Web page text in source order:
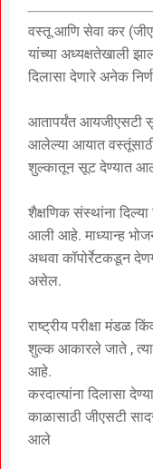
वस्तू आणि सेवा कर
यांच्या अध्यक्षतेखाली
दिलासा देणारे अनेक
आतापर्यंत आयजीएसटी
आलेल्या आयात वस्तूंसाठी
शुल्कातून सूट देण्यात
शैक्षणिक संस्थांना
आली आहे. माध्यान्ह
अथवा कॉपोर्रेटकडून
असेल.
राष्ट्रीय परीक्षा मंडळ
शुल्क आकारले जाते ,
आहे.
करदात्यांना दिलासा
काळासाठी जीएसटी
आले